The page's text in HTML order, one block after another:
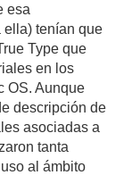
esa
ella) tenían que
Type que
en los
OS. Aunque
descripción de
asociadas a
tanta
al ámbito